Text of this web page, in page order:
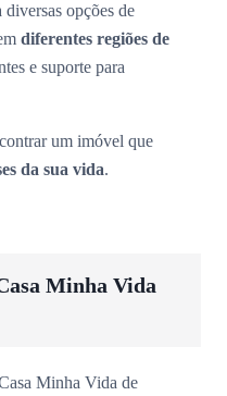
opções de
diferentes regiões de
e suporte para
um imóvel que
da sua vida.
Minha Vida
Minha Vida de